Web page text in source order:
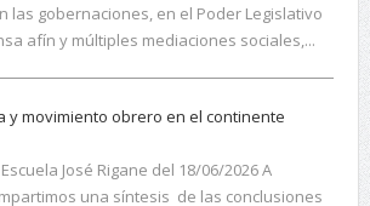
las gobernaciones, en el Poder Legislativo
afín y múltiples mediaciones sociales,...
y movimiento obrero en el continente
José Rigane del 18/06/2026 A
una síntesis de las conclusiones